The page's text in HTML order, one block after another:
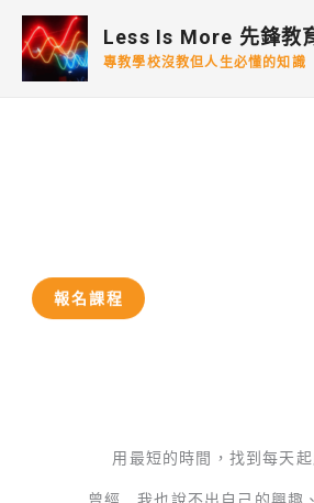
Less Is More 先鋒教
專教學校沒教但人生必懂的知識
報名課程
用最短的時間，找到每天